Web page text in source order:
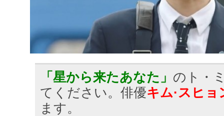
「星から来たあなた」 のト・
てください。俳優キム·スヒョ
ます。